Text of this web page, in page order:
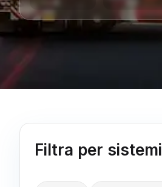
Filtra per sistemi